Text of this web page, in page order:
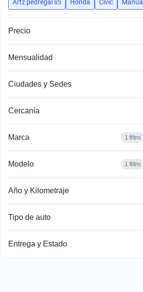
Busca por año
Artz pedregal s5 Honda Civic Manual
Precio
Mensualidad
Ciudades y Sedes
Cercanía
Marca 1 filtro
Modelo 1 filtro
Año y Kilometraje
Tipo de auto
Entrega y Estado